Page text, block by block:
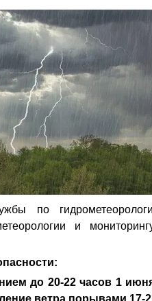
по
и
до 20-22 часов 1
ветра порывами 17-